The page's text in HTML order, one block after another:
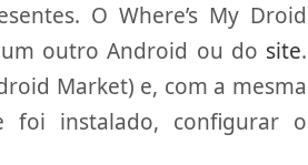
O Where’s My Droid
outro Android ou do site.
Market) e, com a mesma
foi instalado, configurar o